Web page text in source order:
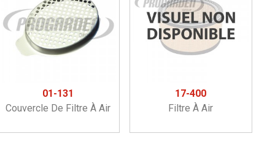
01-131
Couvercle De Filtre À Air
17-400
Filtre À Air